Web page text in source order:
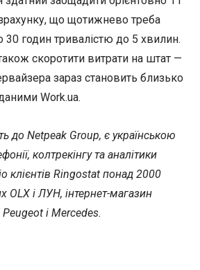
що щотижнево треба
30 годин тривалістю до 5 хвилин.
скоротити витрати на штат —
зараз становить близько
Work.ua.
до Netpeak Group, є українською
колтрекінгу та аналітики
клієнтів Ringostat понад 2000
OLX і ЛУН, інтернет-магазин
і Mercedes.